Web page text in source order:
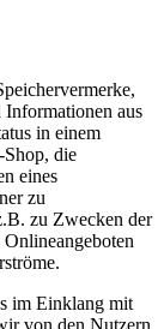
aus
in einem
die
eines
zu
zu Zwecken der
im Einklang mit
von den Nutzern